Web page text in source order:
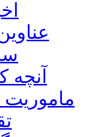
ماموریت